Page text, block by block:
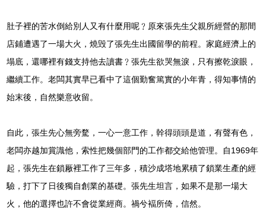
肚子裡的苦水倒給別人又有什麼用呢﹖原來張先生父親所經營的那間
店鋪遭遇了一場大火，燒毁了張先生出國留學的前程。家庭經濟上的
塌底，還哪裡有錢支持他去讀書﹖張先生欲哭無淚，只有擦乾淚眼，
繼續工作。老闆其實早已看中了這個勤奮篤實的小年青，得知事情的
始末後，自然樂意收留。
自此，張生先心無旁騖，一心一意工作，幹得頭頭是道，有聲有色，
老闆亦越加賞識他，索性把幾個部門的工作都交給他管理。自1969年
起，張先生在鎖厰裡工作了三年多，積沙成塔地累積了鎖業生產的經
驗，打下了日後獨自創業的基礎。張先生坦言，如果不是那一場大
火，他的選擇也許不會從業經商。禍兮褔所倚，信然。